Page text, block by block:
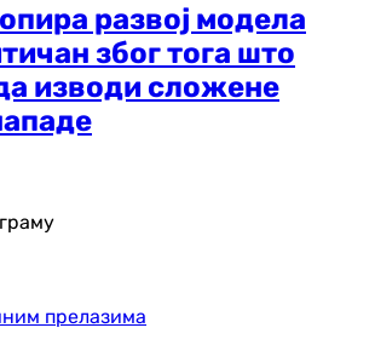
развој модела
због тога што
изводи сложене
прелазима